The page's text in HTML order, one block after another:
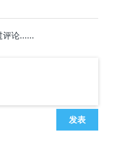
评论......
发表